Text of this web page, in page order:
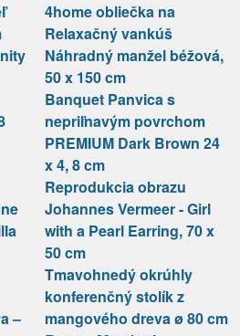
4home obliečka na
Relaxačný vankúš
Náhradný manžel béžová,
50 x 150 cm
Banquet Panvica s
nepriľnavým povrchom
PREMIUM Dark Brown 24
x 4, 8 cm
Reprodukcia obrazu
Johannes Vermeer - Girl
with a Pearl Earring, 70 x
50 cm
–
Tmavohnedý okrúhly
konferenčný stolík z
mangového dreva ø 80 cm